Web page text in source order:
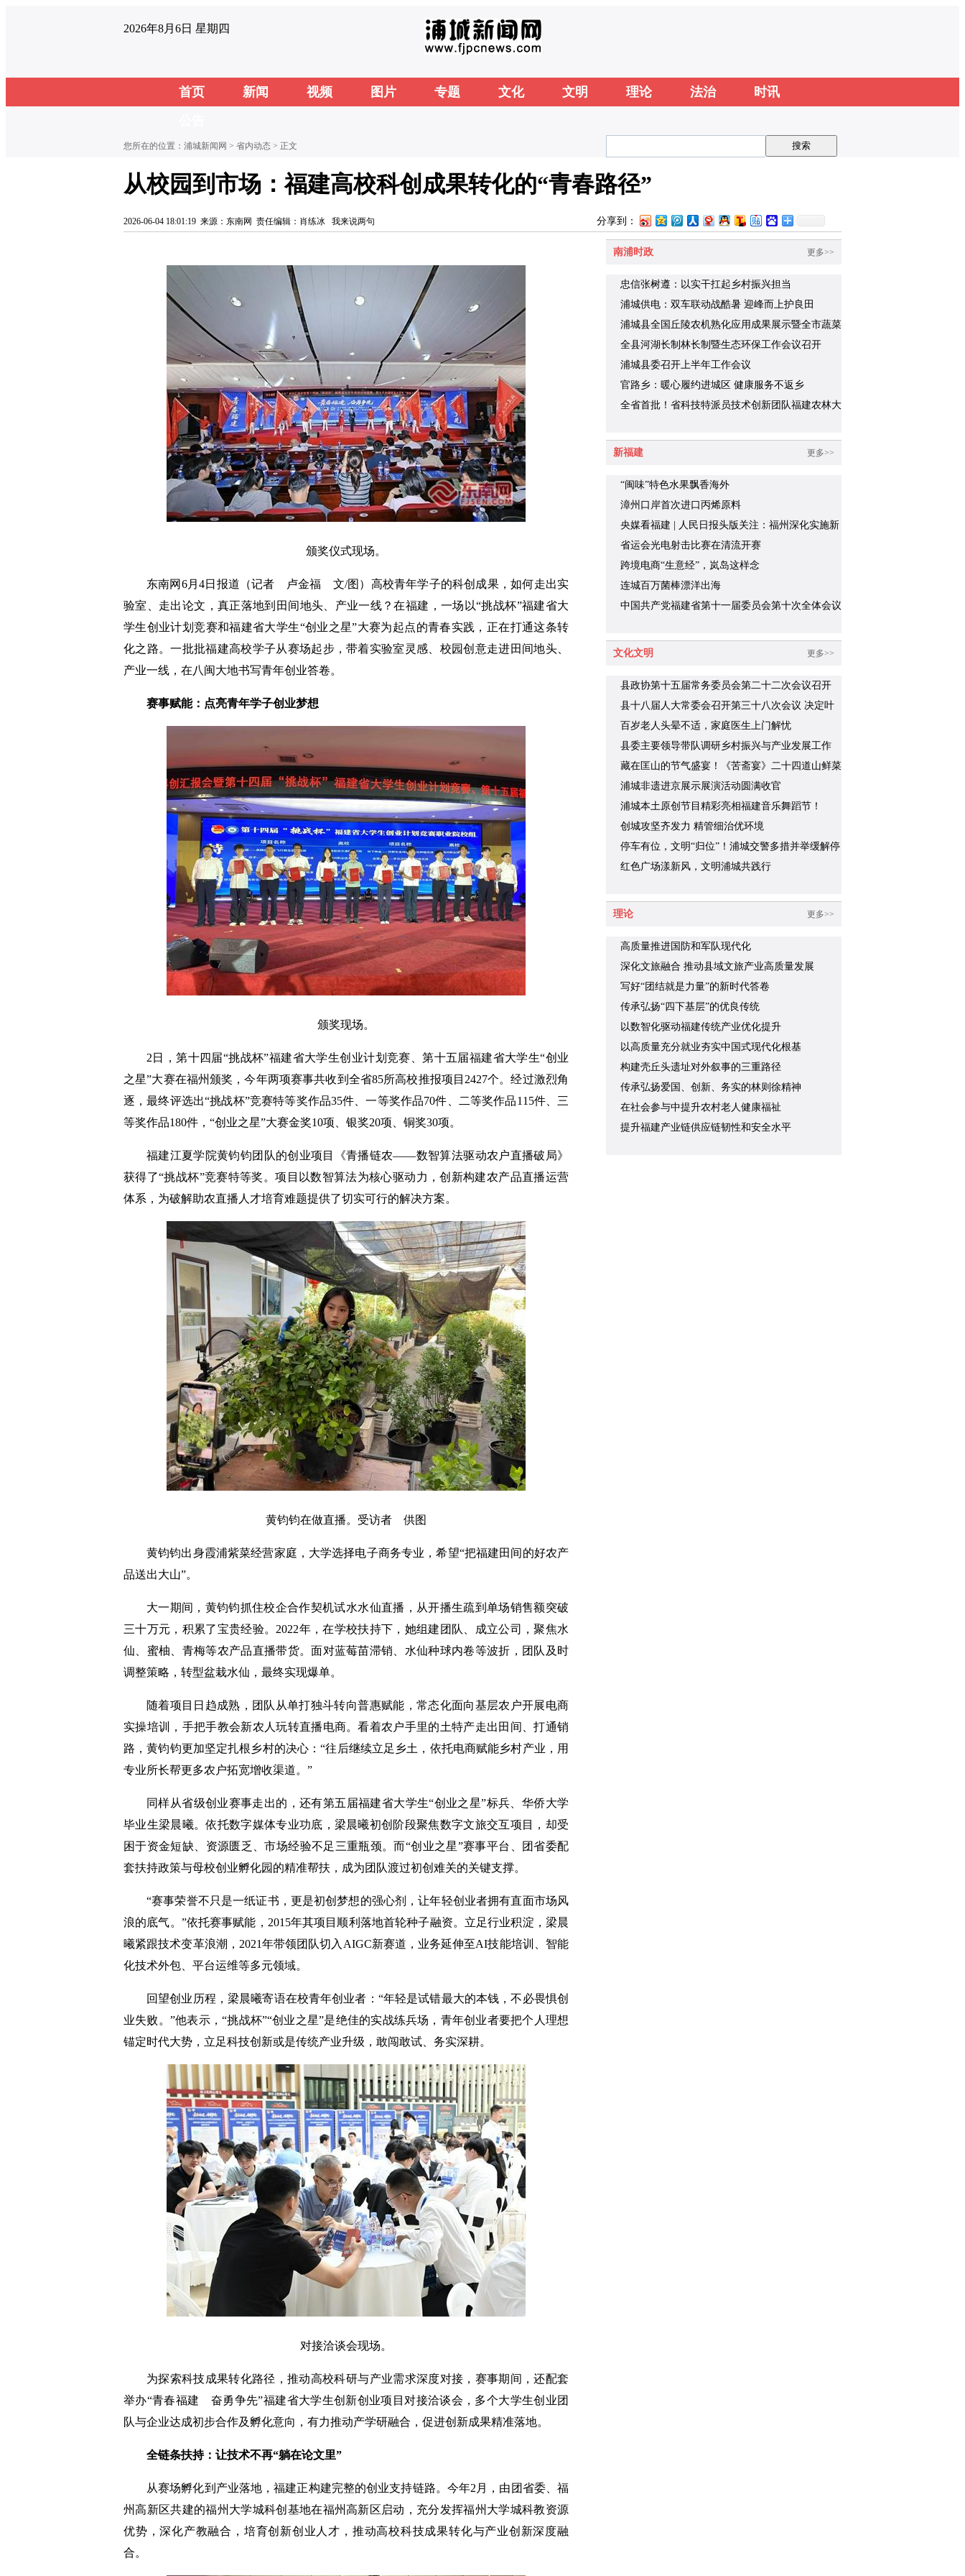
2026年8月6日 星期四
首页 新闻 视频 图片 专题 文化 文明 理论 法治
时讯
您所在的位置： 浦城新闻网 > 省内动态 > 正文
从校园到市场：福建高校科创成果转化的“青春路径”
2026-06-04 18:01:19 来源：东南网 责任编辑：肖练冰 我来说两句 分享到：
颁奖仪式现场。
东南网6月4日报道（记者 卢金福 文/图）高校青年学子的科创成果，如何走出实
验室、走出论文，真正落地到田间地头、产业一线？在福建，一场以“挑战杯”福建省大
学生创业计划竞赛和福建省大学生“创业之星”大赛为起点的青春实践，正在打通这条转
化之路。一批批福建高校学子从赛场起步，带着实验室灵感、校园创意走进田间地头、
产业一线，在八闽大地书写青年创业答卷。
赛事赋能：点亮青年学子创业梦想
颁奖现场。
2日，第十四届“挑战杯”福建省大学生创业计划竞赛、第十五届福建省大学生“创业
之星”大赛在福州颁奖，今年两项赛事共收到全省85所高校推报项目2427个。经过激烈角
逐，最终评选出“挑战杯”竞赛特等奖作品35件、一等奖作品70件、二等奖作品115件、三
等奖作品180件，“创业之星”大赛金奖10项、银奖20项、铜奖30项。
福建江夏学院黄钧钧团队的创业项目《青播链农——数智算法驱动农户直播破局》
获得了“挑战杯”竞赛特等奖。项目以数智算法为核心驱动力，创新构建农产品直播运营
体系，为破解助农直播人才培育难题提供了切实可行的解决方案。
黄钧钧在做直播。受访者 供图
黄钧钧出身霞浦紫菜经营家庭，大学选择电子商务专业，希望“把福建田间的好农产
品送出大山”。
大一期间，黄钧钧抓住校企合作契机试水水仙直播，从开播生疏到单场销售额突破
三十万元，积累了宝贵经验。2022年，在学校扶持下，她组建团队、成立公司，聚焦水
仙、蜜柚、青梅等农产品直播带货。面对蓝莓苗滞销、水仙种球内卷等波折，团队及时
调整策略，转型盆栽水仙，最终实现爆单。
随着项目日趋成熟，团队从单打独斗转向普惠赋能，常态化面向基层农户开展电商
实操培训，手把手教会新农人玩转直播电商。看着农户手里的土特产走出田间、打通销
路，黄钧钧更加坚定扎根乡村的决心：“往后继续立足乡土，依托电商赋能乡村产业，用
专业所长帮更多农户拓宽增收渠道。”
同样从省级创业赛事走出的，还有第五届福建省大学生“创业之星”标兵、华侨大学
毕业生梁晨曦。依托数字媒体专业功底，梁晨曦初创阶段聚焦数字文旅交互项目，却受
困于资金短缺、资源匮乏、市场经验不足三重瓶颈。而“创业之星”赛事平台、团省委配
套扶持政策与母校创业孵化园的精准帮扶，成为团队渡过初创难关的关键支撑。
“赛事荣誉不只是一纸证书，更是初创梦想的强心剂，让年轻创业者拥有直面市场风
浪的底气。”依托赛事赋能，2015年其项目顺利落地首轮种子融资。立足行业积淀，梁晨
曦紧跟技术变革浪潮，2021年带领团队切入AIGC新赛道，业务延伸至AI技能培训、智能
化技术外包、平台运维等多元领域。
回望创业历程，梁晨曦寄语在校青年创业者：“年轻是试错最大的本钱，不必畏惧创
业失败。”他表示，“挑战杯”“创业之星”是绝佳的实战练兵场，青年创业者要把个人理想
锚定时代大势，立足科技创新或是传统产业升级，敢闯敢试、务实深耕。
对接洽谈会现场。
为探索科技成果转化路径，推动高校科研与产业需求深度对接，赛事期间，还配套
举办“青春福建 奋勇争先”福建省大学生创新创业项目对接洽谈会，多个大学生创业团
队与企业达成初步合作及孵化意向，有力推动产学研融合，促进创新成果精准落地。
全链条扶持：让技术不再“躺在论文里”
从赛场孵化到产业落地，福建正构建完整的创业支持链路。今年2月，由团省委、福
州高新区共建的福州大学城科创基地在福州高新区启动，充分发挥福州大学城科教资源
优势，深化产教融合，培育创新创业人才，推动高校科技成果转化与产业创新深度融
合。
更多>>
南浦时政
忠信张树遵：以实干扛起乡村振兴担当
浦城供电：双车联动战酷暑 迎峰而上护良田
浦城县全国丘陵农机熟化应用成果展示暨全市蔬菜
机械化推广现场会成功举办
全县河湖长制林长制暨生态环保工作会议召开
浦城县委召开上半年工作会议
官路乡：暖心履约进城区 健康服务不返乡
全省首批！省科技特派员技术创新团队福建农林大
更多>>
新福建
“闽味”特色水果飘香海外
漳州口岸首次进口丙烯原料
央媒看福建 | 人民日报头版关注：福州深化实施新
时代“堡垒工程”
省运会光电射击比赛在清流开赛
跨境电商“生意经”，岚岛这样念
连城百万菌棒漂洋出海
中国共产党福建省第十一届委员会第十次全体会议
议
更多>>
文化文明
县政协第十五届常务委员会第二十二次会议召开
县十八届人大常委会召开第三十八次会议 决定叶
财旺代理浦城县人民政府县长职务
百岁老人头晕不适，家庭医生上门解忧
县委主要领导带队调研乡村振兴与产业发展工作
藏在匡山的节气盛宴！《苦斋宴》二十四道山鲜菜
品你识几道？
浦城非遗进京展示展演活动圆满收官
浦城本土原创节目精彩亮相福建音乐舞蹈节！
创城攻坚齐发力 精管细治优环境
停车有位，文明“归位”！浦城交警多措并举缓解停
车难题
红色广场漾新风，文明浦城共践行
更多>>
理论
高质量推进国防和军队现代化
深化文旅融合 推动县域文旅产业高质量发展
写好“团结就是力量”的新时代答卷
传承弘扬“四下基层”的优良传统
以数智化驱动福建传统产业优化提升
以高质量充分就业夯实中国式现代化根基
构建壳丘头遗址对外叙事的三重路径
传承弘扬爱国、创新、务实的林则徐精神
在社会参与中提升农村老人健康福祉
提升福建产业链供应链韧性和安全水平